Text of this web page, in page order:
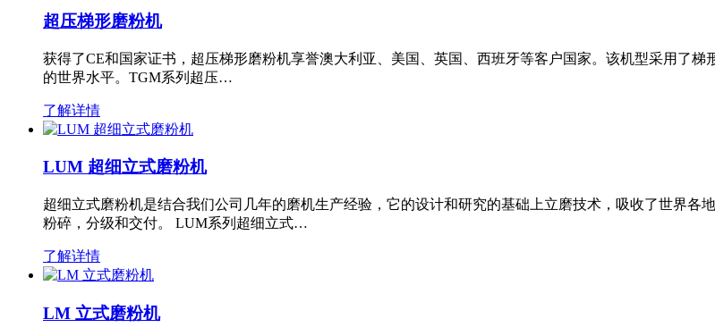
超压梯形磨粉机
获得了CE和国家证书，超压梯形磨粉机享誉澳大利亚、美国、英国、西班牙等客户国家。该机型采用了
的世界水平。TGM系列超压…
了解详情
LUM 超细立式磨粉机
超细立式磨粉机是结合我们公司几年的磨机生产经验，它的设计和研究的基础上立磨技术，吸收了世界
粉碎，分级和交付。 LUM系列超细立式…
了解详情
LM 立式磨粉机